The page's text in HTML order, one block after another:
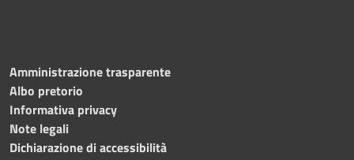
Amministrazione trasparente
Albo pretorio
Informativa privacy
Note legali
Dichiarazione di accessibilità